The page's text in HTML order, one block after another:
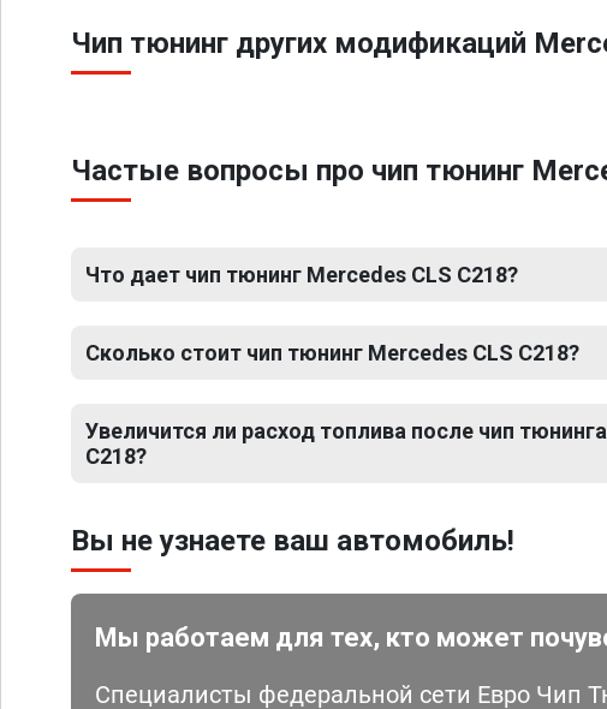
Чип тюнинг других модификаций
Частые вопросы про чип тюнинг
Что дает чип тюнинг Mercedes CLS C218?
Сколько стоит чип тюнинг Mercedes CLS C218?
Увеличится ли расход топлива после чип
C218?
Вы не узнаете ваш автомобиль!
Мы работаем для тех, кто может
Специалисты федеральной сети Евро Чип